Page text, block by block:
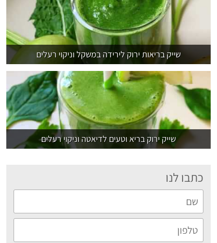
שייק בריאות ירוק לירידה במשקל וניקוי רעלים
שייק ירוק בריא וטעים לדיאטה וניקוי רעלים
כתבו לנו